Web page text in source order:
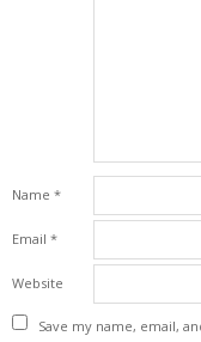
Name *
Email *
Website
Save my name, email,